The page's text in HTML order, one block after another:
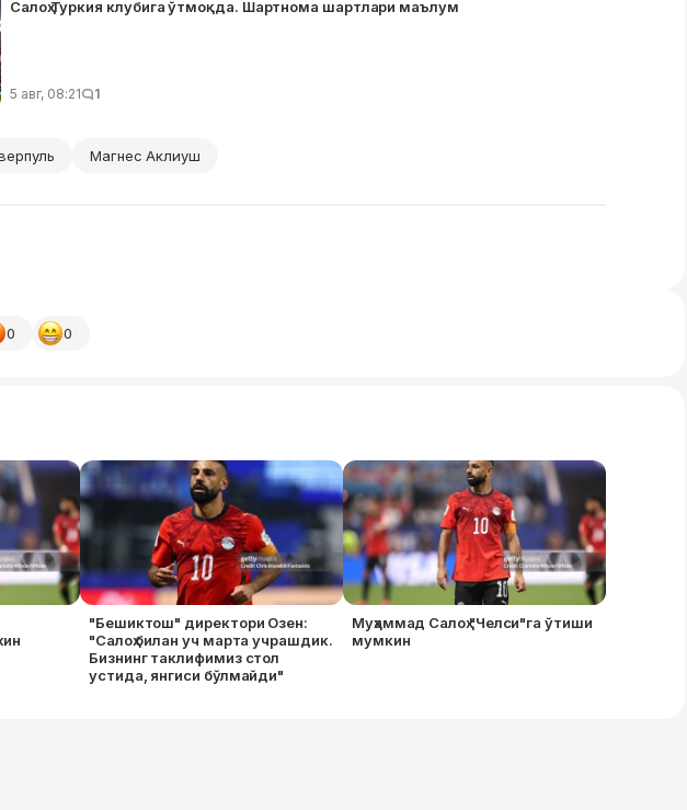
Салоҳ Туркия клубига ўтмоқда. Шартнома шартлари маълум
5 авг, 08:21 1
Магнес Аклиуш
0 0
"Бешиктош" директори Озен:
"Салоҳ билан уч марта учрашдик.
Бизнинг таклифимиз стол
устида, янгиси бўлмайди"
Муҳаммад Салоҳ "Челси"га ўтиши
мумкин